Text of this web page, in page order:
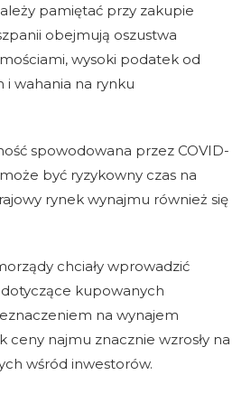
pamiętać przy zakupie
obejmują oszustwa
wysoki podatek od
i wahania na rynku
spowodowana przez COVID-
być ryzykowny czas na
rynek wynajmu również się
chciały wprowadzić
kupowanych
na wynajem
ceny najmu znacznie wzrosły na
wśród inwestorów.